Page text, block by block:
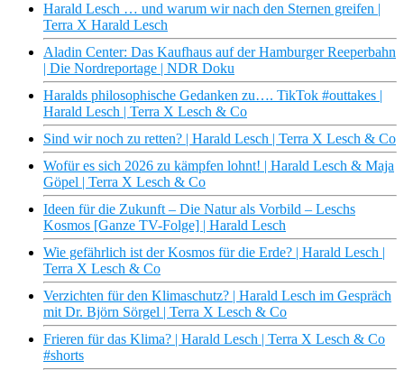
Harald Lesch … und warum wir nach den Sternen greifen |
Terra X Harald Lesch
Aladin Center: Das Kaufhaus auf der Hamburger Reeperbahn
| Die Nordreportage | NDR Doku
Haralds philosophische Gedanken zu…. TikTok #outtakes |
Harald Lesch | Terra X Lesch & Co
Sind wir noch zu retten? | Harald Lesch | Terra X Lesch & Co
Wofür es sich 2026 zu kämpfen lohnt! | Harald Lesch & Maja
Göpel | Terra X Lesch & Co
Ideen für die Zukunft – Die Natur als Vorbild – Leschs
Kosmos [Ganze TV-Folge] | Harald Lesch
Wie gefährlich ist der Kosmos für die Erde? | Harald Lesch |
Terra X Lesch & Co
Verzichten für den Klimaschutz? | Harald Lesch im Gespräch
mit Dr. Björn Sörgel | Terra X Lesch & Co
Frieren für das Klima? | Harald Lesch | Terra X Lesch & Co
#shorts